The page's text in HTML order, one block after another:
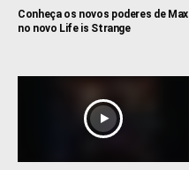
Conheça os novos poderes de Max
no novo Life is Strange